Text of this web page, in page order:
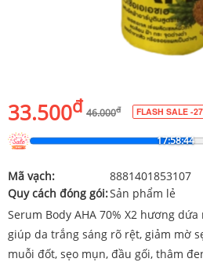
17:58:43
33.500đ 46.000đ FLASH SALE -
Mã vạch:
8881401853107
Quy cách đóng gói:Sản phẩm lẻ
Serum Body AHA 70% X2 hương
giúp da trắng sáng rõ rệt, giảm mờ
muỗi đốt, sẹo mụn, đầu gối, thâm